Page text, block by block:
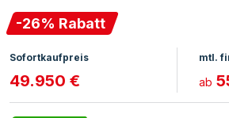
-26% Rabatt
Sofortkaufpreis
49.950 €
mtl.
ab